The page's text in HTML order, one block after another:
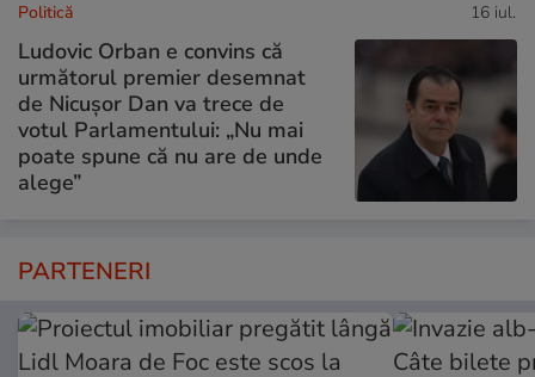
Politică 16 iul.
Ludovic Orban e convins că
următorul premier desemnat
de Nicușor Dan va trece de
votul Parlamentului: „Nu mai
poate spune că nu are de unde
alege”
PARTENERI